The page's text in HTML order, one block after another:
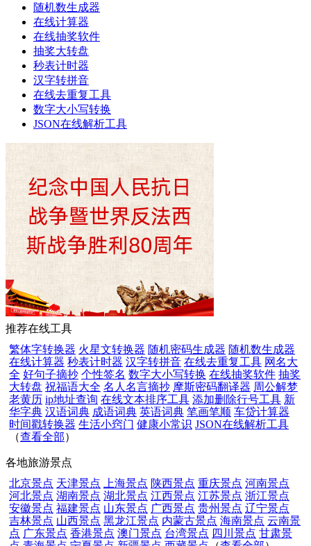
随机数生成器
在线计算器
在线抽奖软件
抽奖大转盘
秒表计时器
汉字转拼音
在线去重复工具
数字大小写转换
JSON在线解析工具
推荐在线工具
繁体字转换器 火星文转换器 随机密码生成器 随机数生成器
在线计算器 秒表计时器 汉字转拼音 在线去重复工具 网名大
全 好句子摘抄 个性签名 数字大小写转换 在线抽奖软件 抽奖
大转盘 祝福语大全 名人名言摘抄 摩斯密码翻译器 周公解梦
老黄历 ip地址查询 在线文本排序工具 添加删除行号工具 新
华字典 汉语词典 成语词典 英语词典 笔画笔顺 车贷计算器
时间戳转换器 生活小窍门 健康小常识 JSON在线解析工具
（查看全部）
各地旅游景点
北京景点 天津景点 上海景点 陕西景点 重庆景点 河南景点
河北景点 湖南景点 湖北景点 江西景点 江苏景点 浙江景点
安徽景点 福建景点 山东景点 广西景点 贵州景点 辽宁景点
吉林景点 山西景点 黑龙江景点 内蒙古景点 海南景点 云南景
点 广东景点 香港景点 澳门景点 台湾景点 四川景点 甘肃景